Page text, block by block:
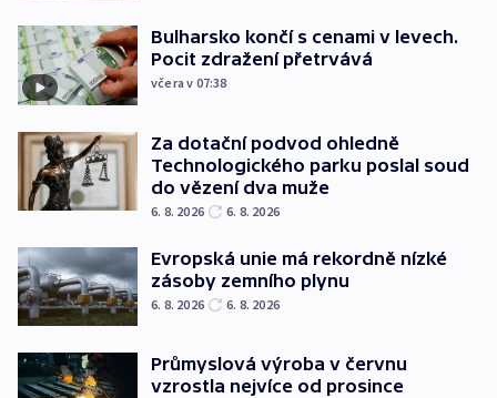
Bulharsko končí s cenami v levech.
Pocit zdražení přetrvává
včera v 07:38
Za dotační podvod ohledně
Technologického parku poslal soud
do vězení dva muže
6. 8. 2026 6. 8. 2026
Evropská unie má rekordně nízké
zásoby zemního plynu
6. 8. 2026 6. 8. 2026
Průmyslová výroba v červnu
vzrostla nejvíce od prosince